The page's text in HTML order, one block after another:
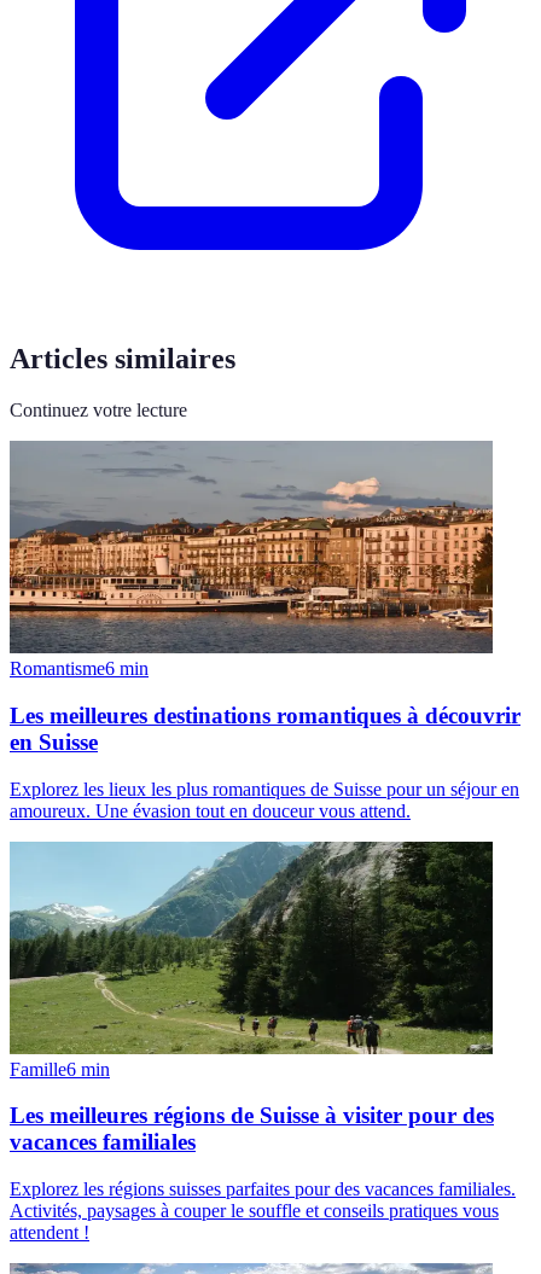
Articles similaires
Continuez votre lecture
Romantisme6 min
Les meilleures destinations romantiques à découvrir
en Suisse
Explorez les lieux les plus romantiques de Suisse pour un séjour en
amoureux. Une évasion tout en douceur vous attend.
Famille6 min
Les meilleures régions de Suisse à visiter pour des
vacances familiales
Explorez les régions suisses parfaites pour des vacances familiales.
Activités, paysages à couper le souffle et conseils pratiques vous
attendent !